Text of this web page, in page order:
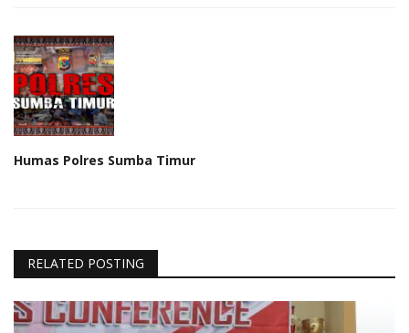
Humas Polres Sumba Timur
RELATED POSTING